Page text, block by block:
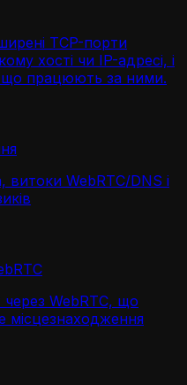
TCP-порти
хості чи IP-адресі, і
що працюють за ними.
витоки WebRTC/DNS і
WebRTC, що
місцезнаходження